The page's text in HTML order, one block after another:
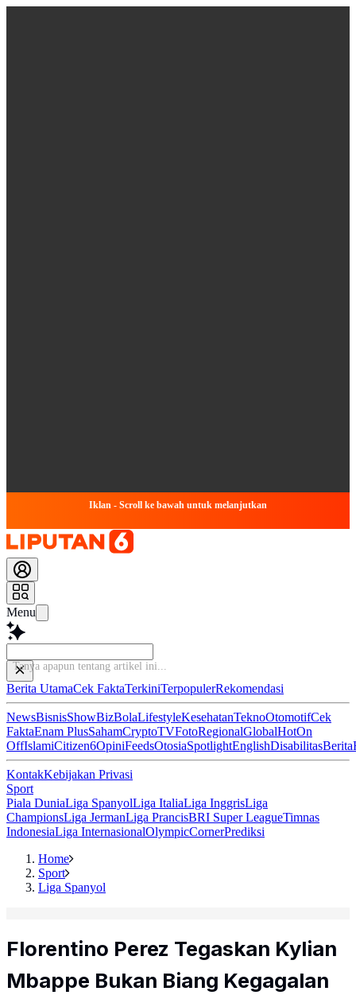
Iklan - Scroll ke bawah untuk melanjutkan
Menu
Tanya apapun te
Berita UtamaCek FaktaTerkiniTerpopulerRekomendasi
NewsBisnisShowBizBolaLifestyleKesehatanTeknoOtomotifCek
FaktaEnam PlusSahamCryptoTVFotoRegionalGlobalHotOn
OffIslamiCitizen6OpiniFeedsOtosiaSpotlightEnglishDisabilitasBerita
KontakKebijakan Privasi
Sport
Piala DuniaLiga SpanyolLiga ItaliaLiga InggrisLiga
ChampionsLiga JermanLiga PrancisBRI Super LeagueTimnas
IndonesiaLiga InternasionalOlympicCornerPrediksi
Home
Sport
Liga Spanyol
Florentino Perez Tegaskan Kylian
Mbappe Bukan Biang Kegagalan